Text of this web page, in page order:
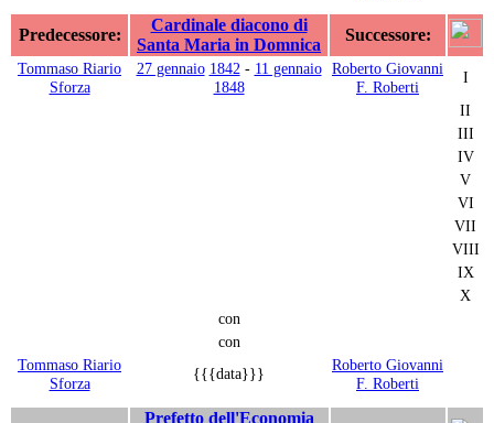
Predecessore:
Cardinale diacono di
Santa Maria in Domnica
Successore:
Tommaso Riario
Sforza
27 gennaio 1842 - 11 gennaio
1848
Roberto Giovanni
F. Roberti
I
II
III
IV
V
VI
VII
VIII
IX
X
con
con
Tommaso Riario
Sforza
{{{data}}}
Roberto Giovanni
F. Roberti
Prefetto dell'Economia